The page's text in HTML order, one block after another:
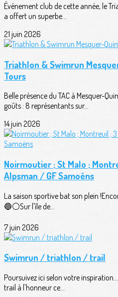
Événement club de cette année, le
a offert un superbe...
21 juin 2026
Triathlon & Swimrun
Tours
Belle présence du TAC à Mesquer-
goûts : 8 représentants sur...
14 juin 2026
Noirmoutier ; St Malo ;
Alpsman / GF Samoëns
La saison sportive bat son plein
🔵⚪️Sur l'île de...
7 juin 2026
Swimrun / triathlon / trail
Poursuivez ici selon votre
trail à l'honneur ce...